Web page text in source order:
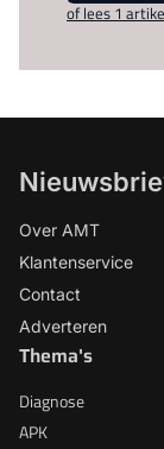
of lees 1
Over AMT
Klantenservice
Contact
Adverteren
Thema's
Diagnose
APK